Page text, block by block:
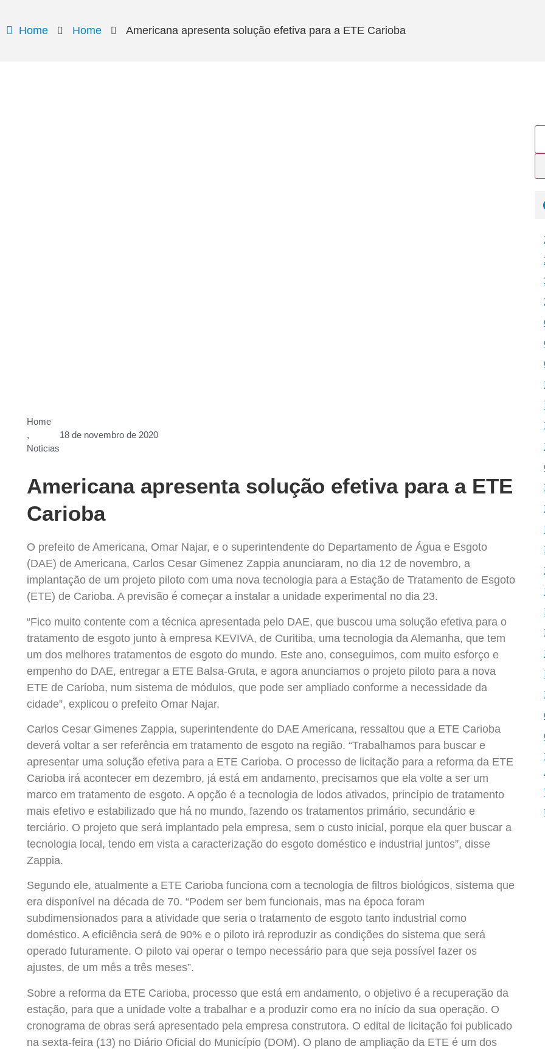
Home Home Americana apresenta solução efetiva para a ETE Carioba
Home
,
Notícias
18 de novembro de 2020
Americana apresenta solução efetiva para a ETE
Carioba
O prefeito de Americana, Omar Najar, e o superintendente do Departamento de Água e Esgoto
(DAE) de Americana, Carlos Cesar Gimenez Zappia anunciaram, no dia 12 de novembro, a
implantação de um projeto piloto com uma nova tecnologia para a Estação de Tratamento de Esgoto
(ETE) de Carioba. A previsão é começar a instalar a unidade experimental no dia 23.
“Fico muito contente com a técnica apresentada pelo DAE, que buscou uma solução efetiva para o
tratamento de esgoto junto à empresa KEVIVA, de Curitiba, uma tecnologia da Alemanha, que tem
um dos melhores tratamentos de esgoto do mundo. Este ano, conseguimos, com muito esforço e
empenho do DAE, entregar a ETE Balsa-Gruta, e agora anunciamos o projeto piloto para a nova
ETE de Carioba, num sistema de módulos, que pode ser ampliado conforme a necessidade da
cidade”, explicou o prefeito Omar Najar.
Carlos Cesar Gimenes Zappia, superintendente do DAE Americana, ressaltou que a ETE Carioba
deverá voltar a ser referência em tratamento de esgoto na região. “Trabalhamos para buscar e
apresentar uma solução efetiva para a ETE Carioba. O processo de licitação para a reforma da ETE
Carioba irá acontecer em dezembro, já está em andamento, precisamos que ela volte a ser um
marco em tratamento de esgoto. A opção é a tecnologia de lodos ativados, princípio de tratamento
mais efetivo e estabilizado que há no mundo, fazendo os tratamentos primário, secundário e
terciário. O projeto que será implantado pela empresa, sem o custo inicial, porque ela quer buscar a
tecnologia local, tendo em vista a caracterização do esgoto doméstico e industrial juntos”, disse
Zappia.
Segundo ele, atualmente a ETE Carioba funciona com a tecnologia de filtros biológicos, sistema que
era disponível na década de 70. “Podem ser bem funcionais, mas na época foram
subdimensionados para a atividade que seria o tratamento de esgoto tanto industrial como
doméstico. A eficiência será de 90% e o piloto irá reproduzir as condições do sistema que será
operado futuramente. O piloto vai operar o tempo necessário para que seja possível fazer os
ajustes, de um mês a três meses”.
Sobre a reforma da ETE Carioba, processo que está em andamento, o objetivo é a recuperação da
estação, para que a unidade volte a trabalhar e a produzir como era no início da sua operação. O
cronograma de obras será apresentado pela empresa construtora. O edital de licitação foi publicado
na sexta-feira (13) no Diário Oficial do Município (DOM). O plano de ampliação da ETE é um dos